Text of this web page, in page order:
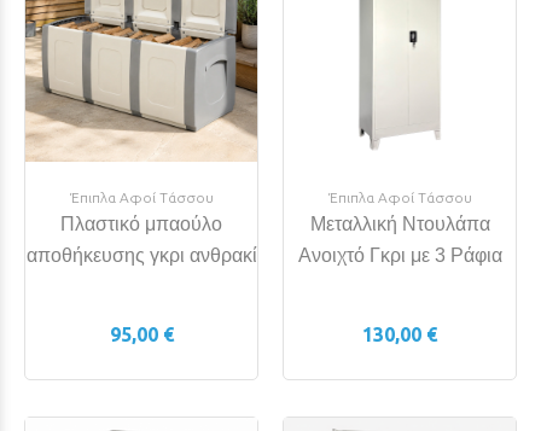
Έπιπλα Αφοί Τάσσου
Πλαστικό μπαούλο
αποθήκευσης γκρι ανθρακί
95,00 €
Έπιπλα Αφοί Τάσσου
Μεταλλική Ντουλάπα
Ανοιχτό Γκρι με 3 Ράφια
130,00 €